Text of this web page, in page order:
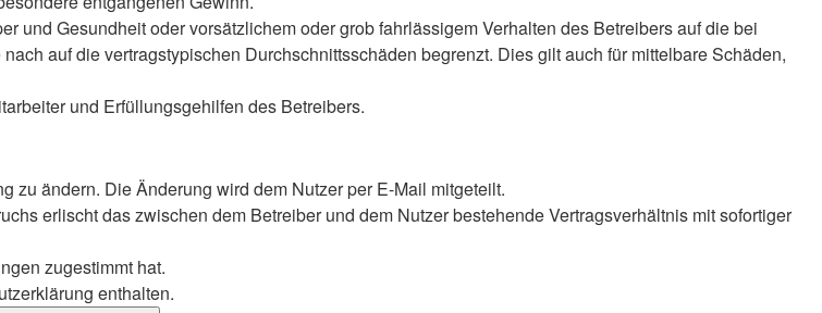
und Gesundheit oder vorsätzlichem oder grob fahrlässigem Verhalten des Betreibers auf die bei
auf die vertragstypischen Durchschnittsschäden begrenzt. Dies gilt auch für mittelbare Schäden,
und Erfüllungsgehilfen des Betreibers.
zu ändern. Die Änderung wird dem Nutzer per E-Mail mitgeteilt.
erlischt das zwischen dem Betreiber und dem Nutzer bestehende Vertragsverhältnis mit sofortiger
zugestimmt hat.
enthalten.